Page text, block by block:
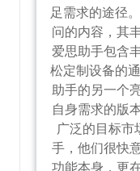
足需求的途径
问的内容，其
爱思助手包含
松定制设备的
助手的另一个
自身需求的版
广泛的目标市
手，他们很快
功能本身，更